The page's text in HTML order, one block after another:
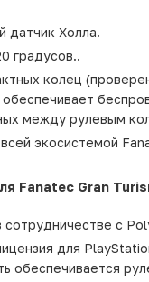
датчик Холла.
градусов..
колец
обеспечивает
между рулевым
экосистемой
Fanatec Gran
сотрудничестве с
для
обеспечивается